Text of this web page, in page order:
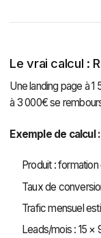
Le vrai calcul :
Une landing page à
à 3 000€ se
Exemple de calcul :
Produit :
Taux de
Trafic mensuel
Leads/mois : 15 ×